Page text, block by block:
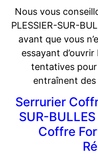
Nous vous
PLESSIER-SUR-
avant que vous
essayant
tentatives pour
entraînent
Serrurier
SUR-
Coffre